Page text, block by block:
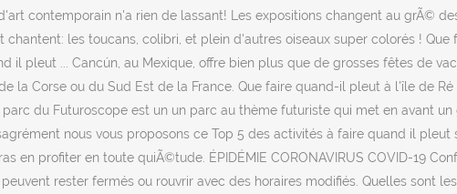
contemporain n'a rien de lassant! Les expositions changent au grÃ©
les toucans, colibri, et plein d'autres oiseaux super colorés !
pleut ... Cancún, au Mexique, offre bien plus que de grosses fêtes de
la Corse ou du Sud Est de la France. Que faire quand-il pleut à l'île de
du Futuroscope est un un parc au thème futuriste qui met en avant
nous vous proposons ce Top 5 des activités à faire quand il pleut
profiter en toute quiÃ©tude. ÉPIDÉMIE CORONAVIRUS COVID-19
rester fermés ou rouvrir avec des horaires modifiés. Quelles sont